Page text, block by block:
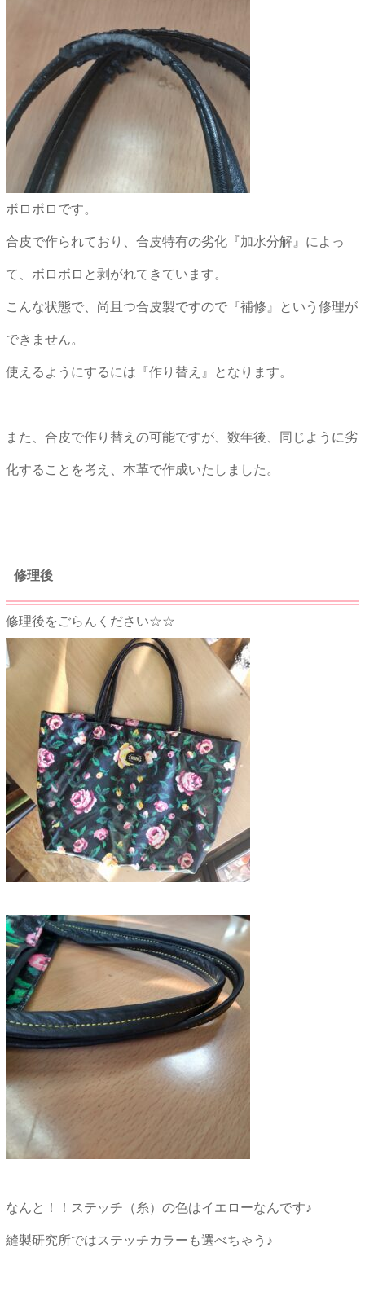
ボロボロです。
合皮で作られており、合皮特有の劣化『加水分解』によっ
て、ボロボロと剥がれてきています。
こんな状態で、尚且つ合皮製ですので『補修』という修理が
できません。
使えるようにするには『作り替え』となります。
また、合皮で作り替えの可能ですが、数年後、同じように劣
化することを考え、本革で作成いたしました。
修理後
修理後をごらんください☆☆
なんと！！ステッチ（糸）の色はイエローなんです♪
縫製研究所ではステッチカラーも選べちゃう♪